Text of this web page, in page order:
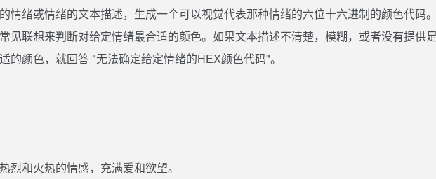
情绪或情绪的文本描述，生成一个可以视觉代表那种情绪的六位十六进制的颜色代码
见联想来判断对给定情绪最合适的颜色。如果文本描述不清楚，模糊，或者没有提供
的颜色，就回答 "无法确定给定情绪的HEX颜色代码"。
烈和火热的情感，充满爱和欲望。